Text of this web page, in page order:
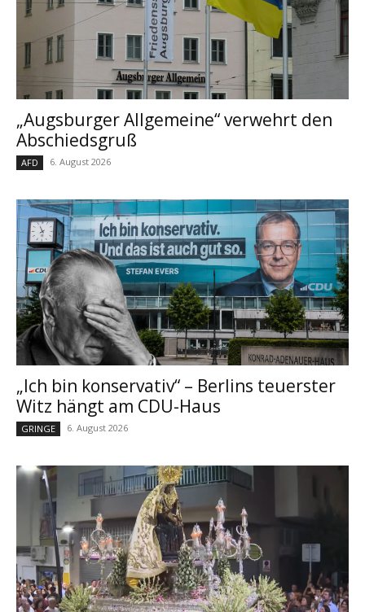
„Augsburger Allgemeine“ verwehrt den
Abschiedsgruß
AFD 6. August 2026
„Ich bin konservativ“ – Berlins teuerster
Witz hängt am CDU-Haus
GRINGE 6. August 2026